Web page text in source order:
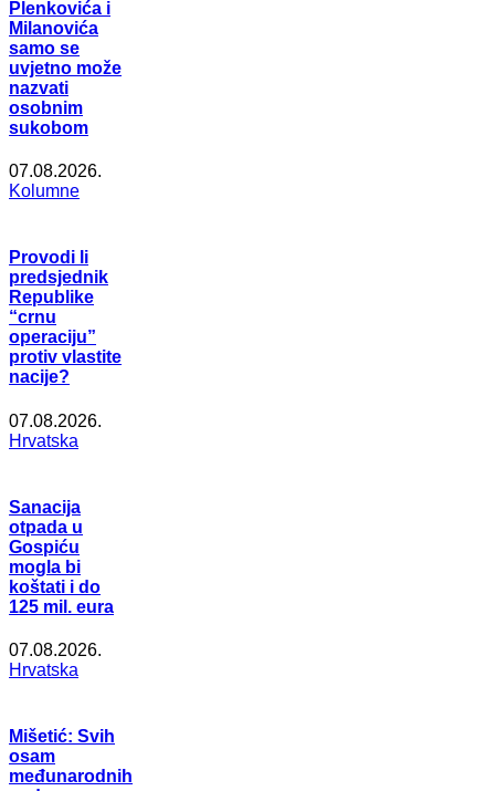
Plenkovića i
Milanovića
samo se
uvjetno može
nazvati
osobnim
sukobom
07.08.2026.
Kolumne
Provodi li
predsjednik
Republike
“crnu
operaciju”
protiv vlastite
nacije?
07.08.2026.
Hrvatska
Sanacija
otpada u
Gospiću
mogla bi
koštati i do
125 mil. eura
07.08.2026.
Hrvatska
Mišetić: Svih
osam
međunarodnih